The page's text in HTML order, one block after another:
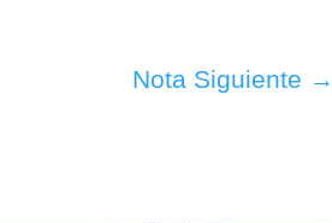
Nota Siguiente →